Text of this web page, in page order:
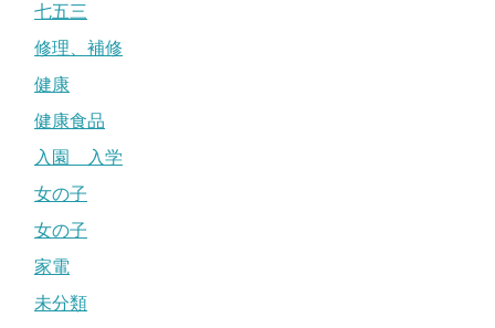
七五三
修理、補修
健康
健康食品
入園 入学
女の子
女の子
家電
未分類